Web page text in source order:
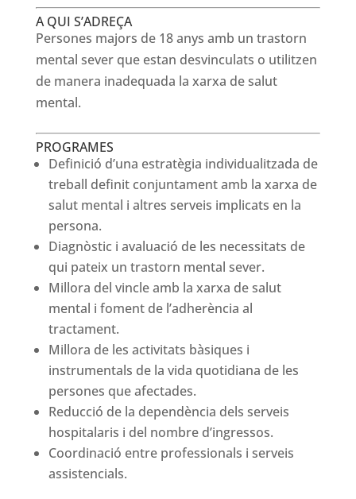
A QUI S’ADREÇA
Persones majors de 18 anys amb un trastorn
mental sever que estan desvinculats o utilitzen
de manera inadequada la xarxa de salut
mental.
PROGRAMES
Definició d’una estratègia individualitzada de
treball definit conjuntament amb la xarxa de
salut mental i altres serveis implicats en la
persona.
Diagnòstic i avaluació de les necessitats de
qui pateix un trastorn mental sever.
Millora del vincle amb la xarxa de salut
mental i foment de l’adherència al
tractament.
Millora de les activitats bàsiques i
instrumentals de la vida quotidiana de les
persones que afectades.
Reducció de la dependència dels serveis
hospitalaris i del nombre d’ingressos.
Coordinació entre professionals i serveis
assistencials.